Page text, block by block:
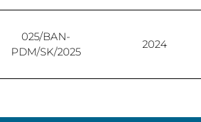
025/BAN-
PDM/SK/2025
2024